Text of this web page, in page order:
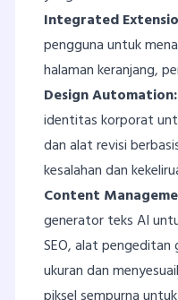
Integrated
pengguna untuk
halaman keranjang,
Design Automation:
identitas korporat
dan alat revisi
kesalahan dan
Content
generator teks AI
SEO, alat
ukuran dan